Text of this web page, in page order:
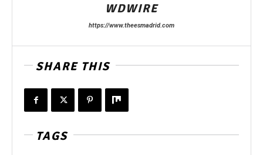
WDWIRE
https://www.theesmadrid.com
SHARE THIS
TAGS